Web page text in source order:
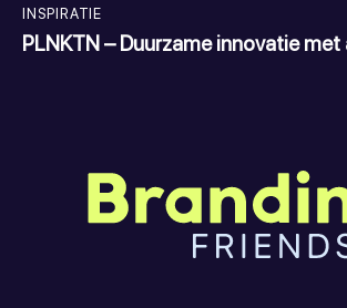
INSPIRATIE
PLNKTN – Duurzame innovatie met